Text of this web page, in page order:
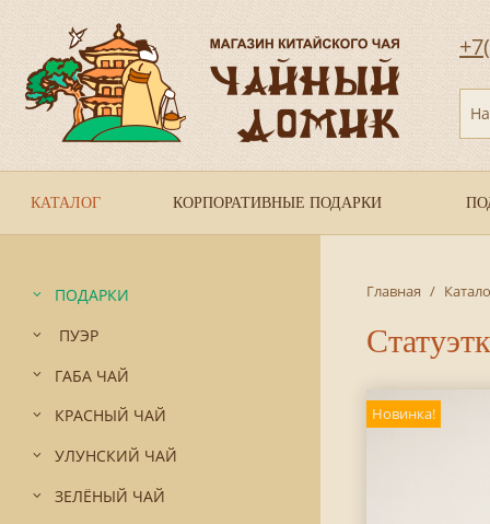
КАТАЛОГ КОРПОРАТИВНЫЕ ПОДАРКИ
ПОДАРКИ
ПУЭР
ГАБА ЧАЙ
КРАСНЫЙ ЧАЙ
УЛУНСКИЙ ЧАЙ
ЗЕЛЁНЫЙ ЧАЙ
Главная /
Новинка!